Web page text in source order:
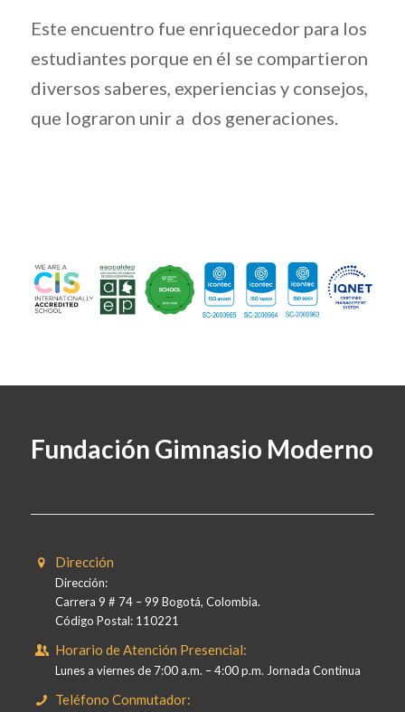
Este encuentro fue enriquecedor para los
estudiantes porque en él se compartieron
diversos saberes, experiencias y consejos,
que lograron unir a dos generaciones.
Fundación Gimnasio Moderno
Dirección
Dirección:
Carrera 9 # 74 – 99 Bogotá, Colombia.
Código Postal: 110221
Horario de Atención Presencial:
Lunes a viernes de 7:00 a.m. – 4:00 p.m. Jornada Continua
Teléfono Conmutador: